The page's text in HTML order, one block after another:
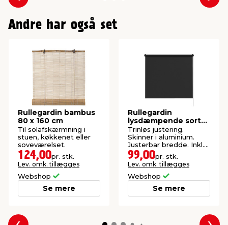
Forrige
Andre har også set
Rullegardin bambus
80 x 160 cm
Til solafskærmning i
stuen, køkkenet eller
soveværelset.
124,00pr. stk.
Lev. omk. tillægges
Webshop
Se mere
Rullegardin
lysdæmpende sort
60 x 170 cm
Trinløs justering.
Skinner i aluminium.
Justerbar bredde. Inkl.
beslag og skruer.
99,00pr. stk.
Lev. omk. tillægges
Webshop
Se mere